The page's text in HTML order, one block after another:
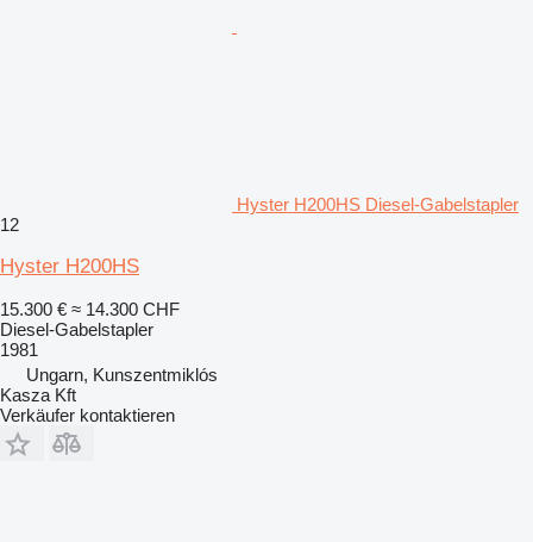
Hyster H200HS Diesel-Gabelstapler
12
Hyster H200HS
15.300 € ≈ 14.300 CHF
Diesel-Gabelstapler
1981
Ungarn, Kunszentmiklós
Kasza Kft
Verkäufer kontaktieren